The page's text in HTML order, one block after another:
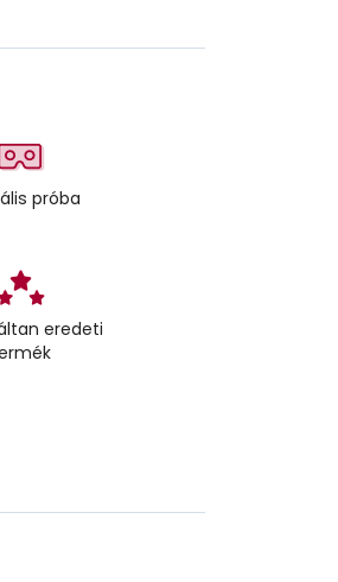
próba
eredeti